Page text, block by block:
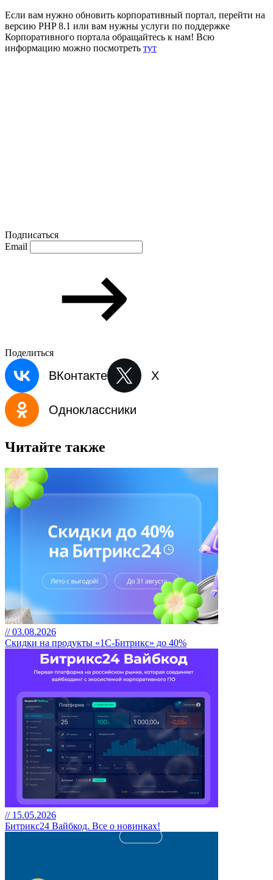
Если вам нужно обновить корпоративный портал, перейти на
версию PHP 8.1 или вам нужны услуги по поддержке
Корпоративного портала обращайтесь к нам! Всю
информацию можно посмотреть тут
Подписаться
Email
Поделиться
ВКонтакте X
Одноклассники
Читайте также
// 03.08.2026
Скидки на продукты «1С-Битрикс» до 40%
// 15.05.2026
Битрикс24 Вайбкод. Все о новинках!